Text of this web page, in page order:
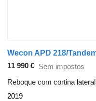
11 990 € Sem impostos
Reboque com cortina lateral
2019